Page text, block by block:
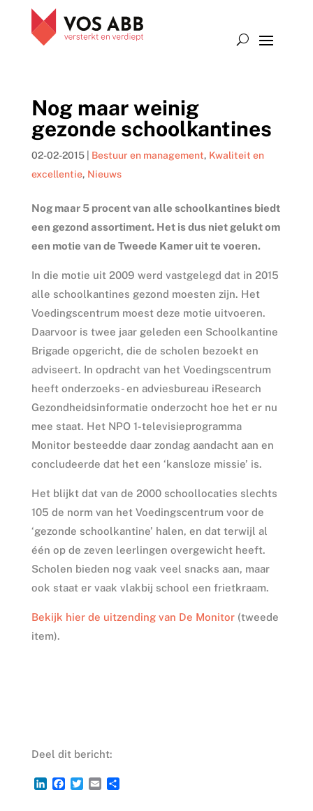
Nog maar weinig
gezonde schoolkantines
02-02-2015| Bestuur en management, Kwaliteit en
excellentie, Nieuws
Nog maar 5 procent van alle schoolkantines biedt
een gezond assortiment. Het is dus niet gelukt om
een motie van de Tweede Kamer uit te voeren.
In die motie uit 2009 werd vastgelegd dat in 2015
alle schoolkantines gezond moesten zijn. Het
Voedingscentrum moest deze motie uitvoeren.
Daarvoor is twee jaar geleden een Schoolkantine
Brigade opgericht, die de scholen bezoekt en
adviseert. In opdracht van het Voedingscentrum
heeft onderzoeks- en adviesbureau iResearch
Gezondheidsinformatie onderzocht hoe het er nu
mee staat. Het NPO 1-televisieprogramma
Monitor besteedde daar zondag aandacht aan en
concludeerde dat het een ‘kansloze missie’ is.
Het blijkt dat van de 2000 schoollocaties slechts
105 de norm van het Voedingscentrum voor de
‘gezonde schoolkantine’ halen, en dat terwijl al
één op de zeven leerlingen overgewicht heeft.
Scholen bieden nog vaak veel snacks aan, maar
ook staat er vaak vlakbij school een frietkraam.
Bekijk hier de uitzending van De Monitor (tweede
item).
Deel dit bericht:
L
F
T
E
D